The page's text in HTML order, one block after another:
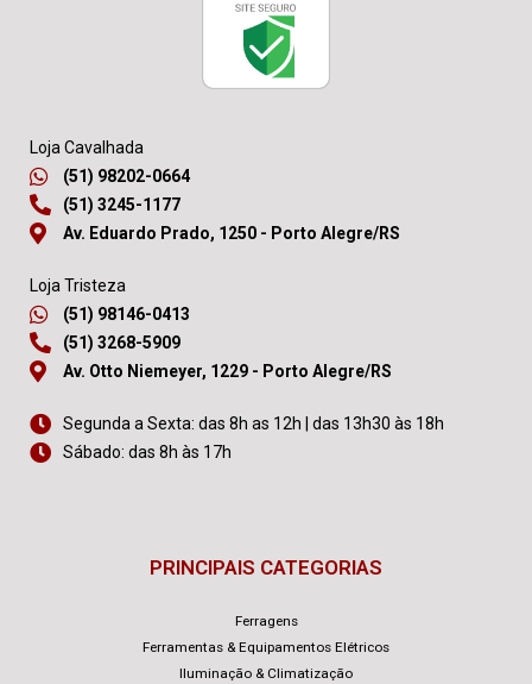
Loja Cavalhada
(51) 98202-0664
(51) 3245-1177
Av. Eduardo Prado, 1250 - Porto Alegre/RS
Loja Tristeza
(51) 98146-0413
(51) 3268-5909
Av. Otto Niemeyer, 1229 - Porto Alegre/RS
Segunda a Sexta: das 8h as 12h | das 13h30 às 18h
Sábado: das 8h às 17h
PRINCIPAIS CATEGORIAS
Ferragens
Ferramentas & Equipamentos Elétricos
Iluminação & Climatização